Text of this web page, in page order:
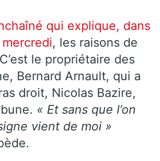
qui explique, dans
, les raisons de
le propriétaire des
Bernard Arnault, qui a
droit, Nicolas Bazire,
« Et sans que l’on
vient de moi »